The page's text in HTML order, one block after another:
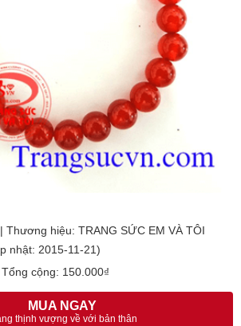
Thương hiệu: TRANG SỨC EM VÀ TÔI
nhật: 2015-11-21)
Tổng cộng: 150.000₫
MUA NGAY
thịnh vượng về với bản thân